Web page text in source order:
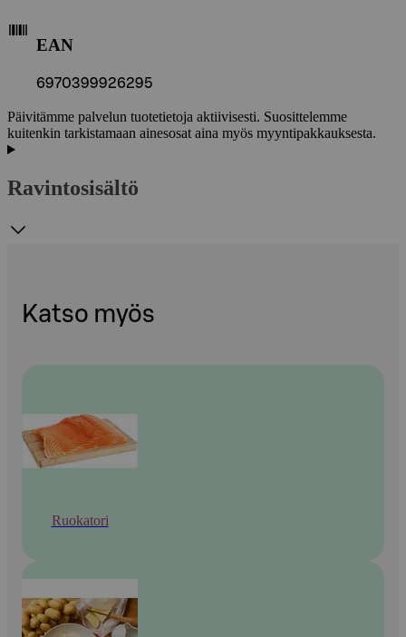
EAN
6970399926295
Päivitämme palvelun tuotetietoja aktiivisesti. Suosittelemme
kuitenkin tarkistamaan ainesosat aina myös myyntipakkauksesta.
Ravintosisältö
Katso myös
Ruokatori